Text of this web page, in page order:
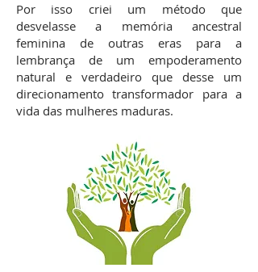
Por isso criei um método que
desvelasse a memória ancestral
feminina de outras eras para a
lembrança de um empoderamento
natural e verdadeiro que desse um
direcionamento transformador para a
vida das mulheres maduras.